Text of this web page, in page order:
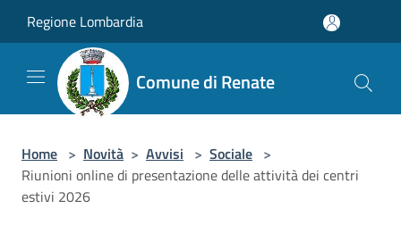
Regione Lombardia
Comune di Renate
Home > Novità > Avvisi > Sociale >
Riunioni online di presentazione delle attività dei centri
estivi 2026